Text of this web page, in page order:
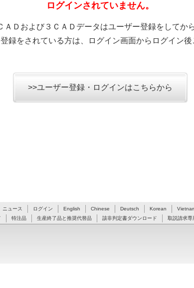
ログインされていません。
ＡＤおよび３ＣＡＤデータはユーザー登録をしてか
録をされている方は、ログイン画面からログイン後
>>ユーザー登録・ログインはこちらから
ニュース ログイン English Chinese Deutsch Korean
特注品 生産終了品と推奨代替品 該非判定書ダウンロード 取説請求専